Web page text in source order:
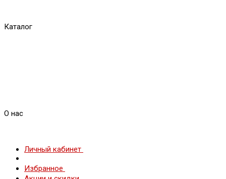
Каталог
О нас
Личный кабинет
Избранное